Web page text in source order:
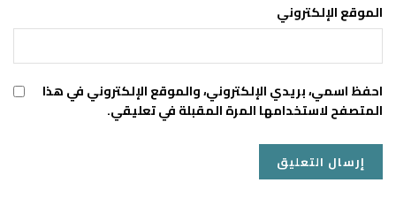
الموقع الإلكتروني
احفظ اسمي، بريدي الإلكتروني، والموقع الإلكتروني في هذا
المتصفح لاستخدامها المرة المقبلة في تعليقي.